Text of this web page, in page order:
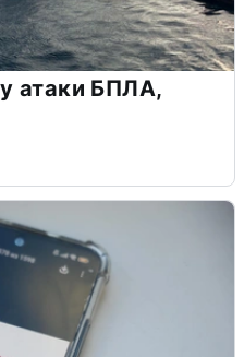
атаки БПЛА,